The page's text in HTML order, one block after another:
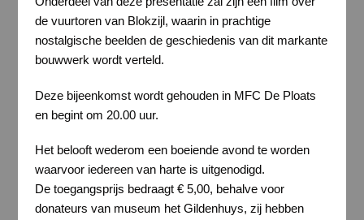
de vuurtoren van Blokzijl, waarin in prachtige
nostalgische beelden de geschiedenis van dit markante
bouwwerk wordt verteld.
Deze bijeenkomst wordt gehouden in MFC De Ploats
en begint om 20.00 uur.
Het belooft wederom een boeiende avond te worden
waarvoor iedereen van harte is uitgenodigd.
De toegangsprijs bedraagt € 5,00, behalve voor
donateurs van museum het Gildenhuys, zij hebben